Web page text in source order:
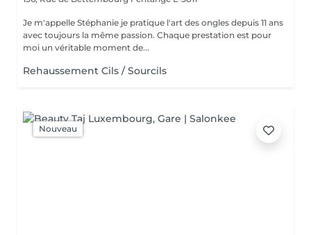
Je m'appelle Stéphanie je pratique l'art des ongles depuis 11 ans
avec toujours la même passion. Chaque prestation est pour
moi un véritable moment de...
Rehaussement Cils / Sourcils
Nouveau